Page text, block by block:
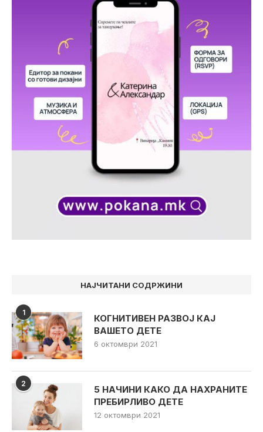
НАЈЧИТАНИ СОДРЖИНИ
1
КОГНИТИВЕН РАЗВОЈ КАЈ
ВАШЕТО ДЕТЕ
6 октомври 2021
2
5 НАЧИНИ КАКО ДА НАХРАНИТЕ
ПРЕБИРЛИВО ДЕТЕ
12 октомври 2021